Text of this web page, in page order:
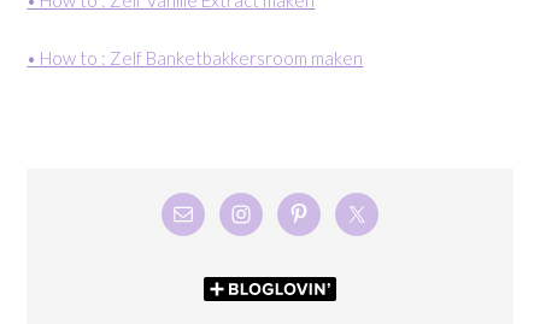
• How to : Zelf Banketbakkersroom maken